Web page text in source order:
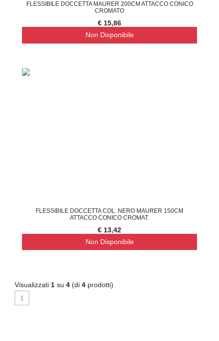
FLESSIBILE DOCCETTA MAURER 200CM ATTACCO CONICO
CROMATO
€ 15,86
Non Disponibile
FLESSIBILE DOCCETTA COL. NERO MAURER 150CM
ATTACCO CONICO CROMAT.
€ 13,42
Non Disponibile
Visualizzati 1 su 4 (di 4 prodotti)
1